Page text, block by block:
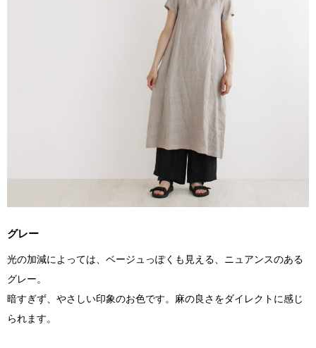
グレー
光の加減によっては、ベージュっぽくも見える、ニュアンスのある
グレー。
暗すぎず、やさしい印象のお色です。麻の良さをダイレクトに感じ
られます。